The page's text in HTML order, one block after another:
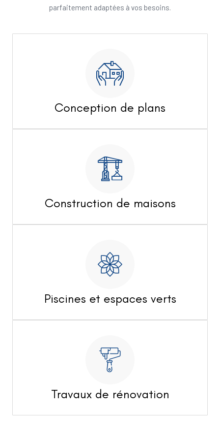
parfaitement adaptées à vos besoins.
Conception de plans
Construction de maisons
Piscines et espaces verts
Travaux de rénovation